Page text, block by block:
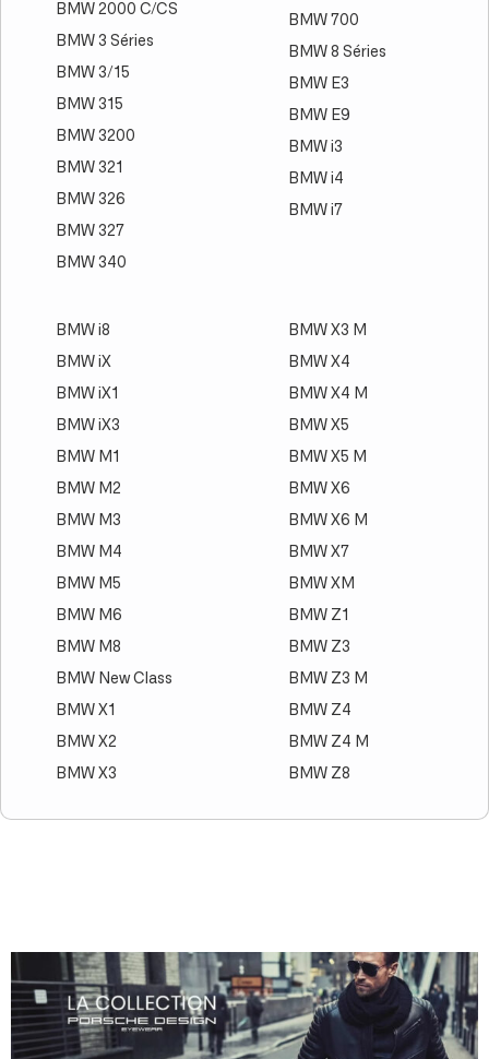
BMW 2000 C/CS
BMW 3 Séries
BMW 3/15
BMW 315
BMW 3200
BMW 321
BMW 326
BMW 327
BMW 340
BMW 700
BMW 8 Séries
BMW E3
BMW E9
BMW i3
BMW i4
BMW i7
BMW i8
BMW iX
BMW iX1
BMW iX3
BMW M1
BMW M2
BMW M3
BMW M4
BMW M5
BMW M6
BMW M8
BMW New Class
BMW X1
BMW X2
BMW X3
BMW X3 M
BMW X4
BMW X4 M
BMW X5
BMW X5 M
BMW X6
BMW X6 M
BMW X7
BMW XM
BMW Z1
BMW Z3
BMW Z3 M
BMW Z4
BMW Z4 M
BMW Z8